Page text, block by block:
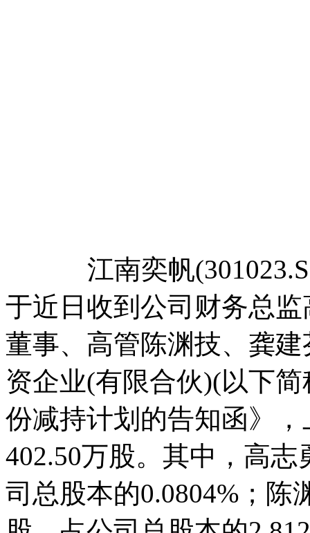
江南奕帆
于近日收到公司财务总
董事、高管陈渊技、龚
资企业(有限合伙)(以下
份减持计划的告知函》
402.50万股。其中，高
司总股本的0.0804%；陈